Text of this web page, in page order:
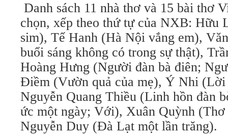
Danh sách 11 nhà thơ và 15 bài thơ
chọn, xếp theo thứ tự của NXB: Hữu
sim), Tế Hanh (Hà Nội vắng em),
buổi sáng không có trong sự thật),
Hoàng Hưng (Người đàn bà điên;
Điềm (Vườn quả của mẹ), Ý Nhi (Lời
Nguyễn Quang Thiều (Linh hồn đàn
ức một ngày; Với), Xuân Quỳnh
Nguyễn Duy (Đà Lạt một lần trăng).